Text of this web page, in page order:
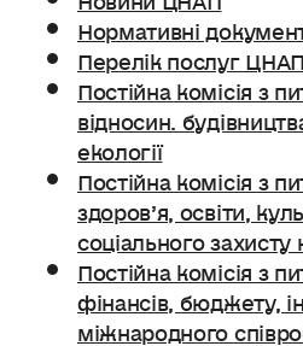
Нормативні
Перелік послуг ЦНАП
Постійна комісія з
відносин.
екології
Постійна комісія з
здоров’я, освіти,
соціального
Постійна комісія з
фінансів, бюджету,
міжнародного